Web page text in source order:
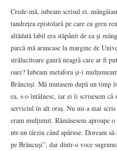
Crede-mă, iubeam scrisul ei,
tandreţea epistolară pe care cu greu
altădată labil era stăpânit de ea şi
parcă mă aruncase la margine de
strălucitoare gaură neagră care ar fi
oare? Iubeam metafora şi-i
Brâncuşi. Mă mutasem după un timp
ea, s-o întâlnesc, iar ei îi scrisesem că
serviciul în alt oraş. Nu mi-a mai scris
eram mulţumit. Rămăsesem aproape
ntr-un târziu când apăruse. Doream
pe Brâncuşi”, dar dintr-o voce